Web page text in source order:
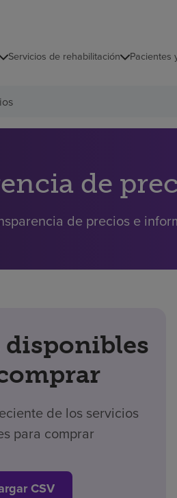
Servicios de rehabilitación Pacientes
de
de precios e
disponibles
de los servicios
para comprar
CSV